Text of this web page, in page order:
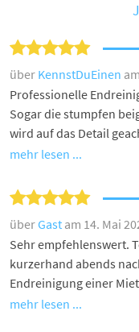
über KennstDuEinen
Professionelle
Sogar die stumpfen
wird auf das Detail
mehr lesen ...
überGast am 14. Mai
Sehr empfehlenswert.
kurzerhand abends
Endreinigung einer
mehr lesen ...